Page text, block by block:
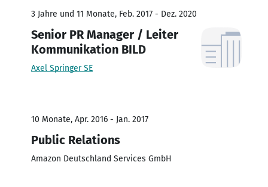
3 Jahre und 11 Monate, Feb. 2017 - Dez. 2020
Senior PR Manager / Leiter
Kommunikation BILD
Axel Springer SE
10 Monate, Apr. 2016 - Jan. 2017
Public Relations
Amazon Deutschland Services GmbH